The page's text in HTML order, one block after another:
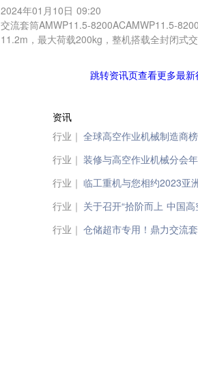
2024年01月10日 09:20
交流套筒AMWP11.5-8200ACAMWP11.5-
11.2m，最大荷载200kg，整机搭载全封闭式
跳转资讯页查看更多最
资讯
行业｜ 全球高空作业机械制造商
行业｜
行业｜
行业｜
行业｜